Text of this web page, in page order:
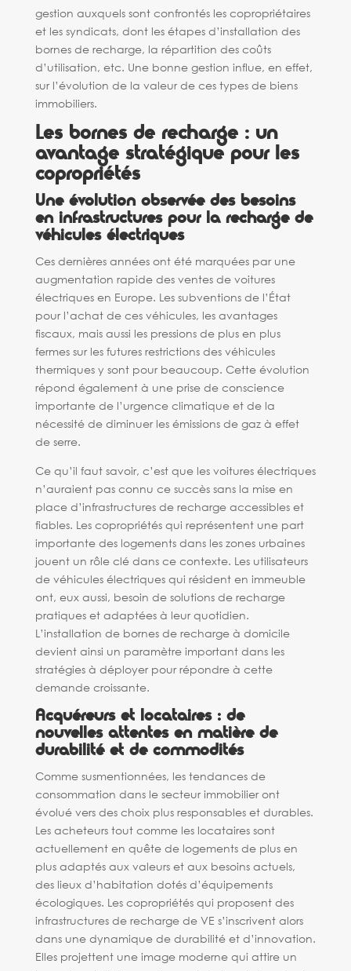
gestion auxquels sont confrontés les copropriétaires
et les syndicats, dont les étapes d’installation des
bornes de recharge, la répartition des coûts
d’utilisation, etc. Une bonne gestion influe, en effet,
sur l’évolution de la valeur de ces types de biens
immobiliers.
Les bornes de recharge : un
avantage stratégique pour les
copropriétés
Une évolution observée des besoins
en infrastructures pour la recharge de
véhicules électriques
Ces dernières années ont été marquées par une
augmentation rapide des ventes de voitures
électriques en Europe. Les subventions de l’État
pour l’achat de ces véhicules, les avantages
fiscaux, mais aussi les pressions de plus en plus
fermes sur les futures restrictions des véhicules
thermiques y sont pour beaucoup. Cette évolution
répond également à une prise de conscience
importante de l’urgence climatique et de la
nécessité de diminuer les émissions de gaz à effet
de serre.
Ce qu’il faut savoir, c’est que les voitures électriques
n’auraient pas connu ce succès sans la mise en
place d’infrastructures de recharge accessibles et
fiables. Les copropriétés qui représentent une part
importante des logements dans les zones urbaines
jouent un rôle clé dans ce contexte. Les utilisateurs
de véhicules électriques qui résident en immeuble
ont, eux aussi, besoin de solutions de recharge
pratiques et adaptées à leur quotidien.
L’installation de bornes de recharge à domicile
devient ainsi un paramètre important dans les
stratégies à déployer pour répondre à cette
demande croissante.
Acquéreurs et locataires : de
nouvelles attentes en matière de
durabilité et de commodités
Comme susmentionnées, les tendances de
consommation dans le secteur immobilier ont
évolué vers des choix plus responsables et durables.
Les acheteurs tout comme les locataires sont
actuellement en quête de logements de plus en
plus adaptés aux valeurs et aux besoins actuels,
des lieux d’habitation dotés d’équipements
écologiques. Les copropriétés qui proposent des
infrastructures de recharge de VE s’inscrivent alors
dans une dynamique de durabilité et d’innovation.
Elles projettent une image moderne qui attire un